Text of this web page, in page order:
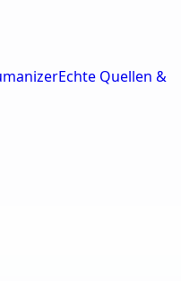
Echte Quellen &